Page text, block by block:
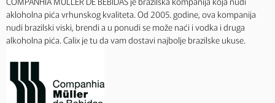
akloholna pića vrhunskog kvaliteta. Od 2005. godine, ova kompanija
nudi brazilski viski, brendi a u ponudi se može naći i vodka i druga
alkoholna pića. Calix je tu da vam dostavi najbolje brazilske ukuse.